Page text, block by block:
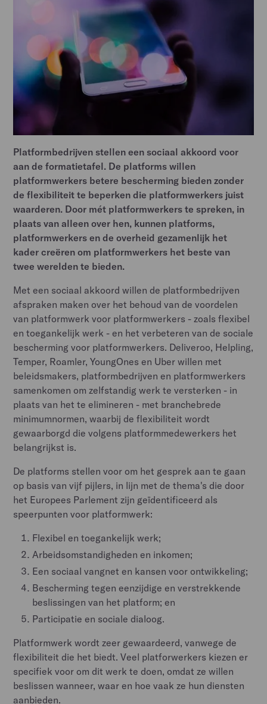
Platformbedrijven stellen een sociaal akkoord voor
aan de formatietafel. De platforms willen
platformwerkers betere bescherming bieden zonder
de flexibiliteit te beperken die platformwerkers juist
waarderen. Door mét platformwerkers te spreken, in
plaats van alleen over hen, kunnen platforms,
platformwerkers en de overheid gezamenlijk het
kader creëren om platformwerkers het beste van
twee werelden te bieden.
Met een sociaal akkoord willen de platformbedrijven
afspraken maken over het behoud van de voordelen
van platformwerk voor platformwerkers - zoals flexibel
en toegankelijk werk - en het verbeteren van de sociale
bescherming voor platformwerkers. Deliveroo, Helpling,
Temper, Roamler, YoungOnes en Uber willen met
beleidsmakers, platformbedrijven en platformwerkers
samenkomen om zelfstandig werk te versterken - in
plaats van het te elimineren - met branchebrede
minimumnormen, waarbij de flexibiliteit wordt
gewaarborgd die volgens platformmedewerkers het
belangrijkst is.
De platforms stellen voor om het gesprek aan te gaan
op basis van vijf pijlers, in lijn met de thema's die door
het Europees Parlement zijn geïdentificeerd als
speerpunten voor platformwerk:
Flexibel en toegankelijk werk;
Arbeidsomstandigheden en inkomen;
Een sociaal vangnet en kansen voor ontwikkeling;
Bescherming tegen eenzijdige en verstrekkende
beslissingen van het platform; en
Participatie en sociale dialoog.
Platformwerk wordt zeer gewaardeerd, vanwege de
flexibiliteit die het biedt. Veel platforwerkers kiezen er
specifiek voor om dit werk te doen, omdat ze willen
beslissen wanneer, waar en hoe vaak ze hun diensten
aanbieden.